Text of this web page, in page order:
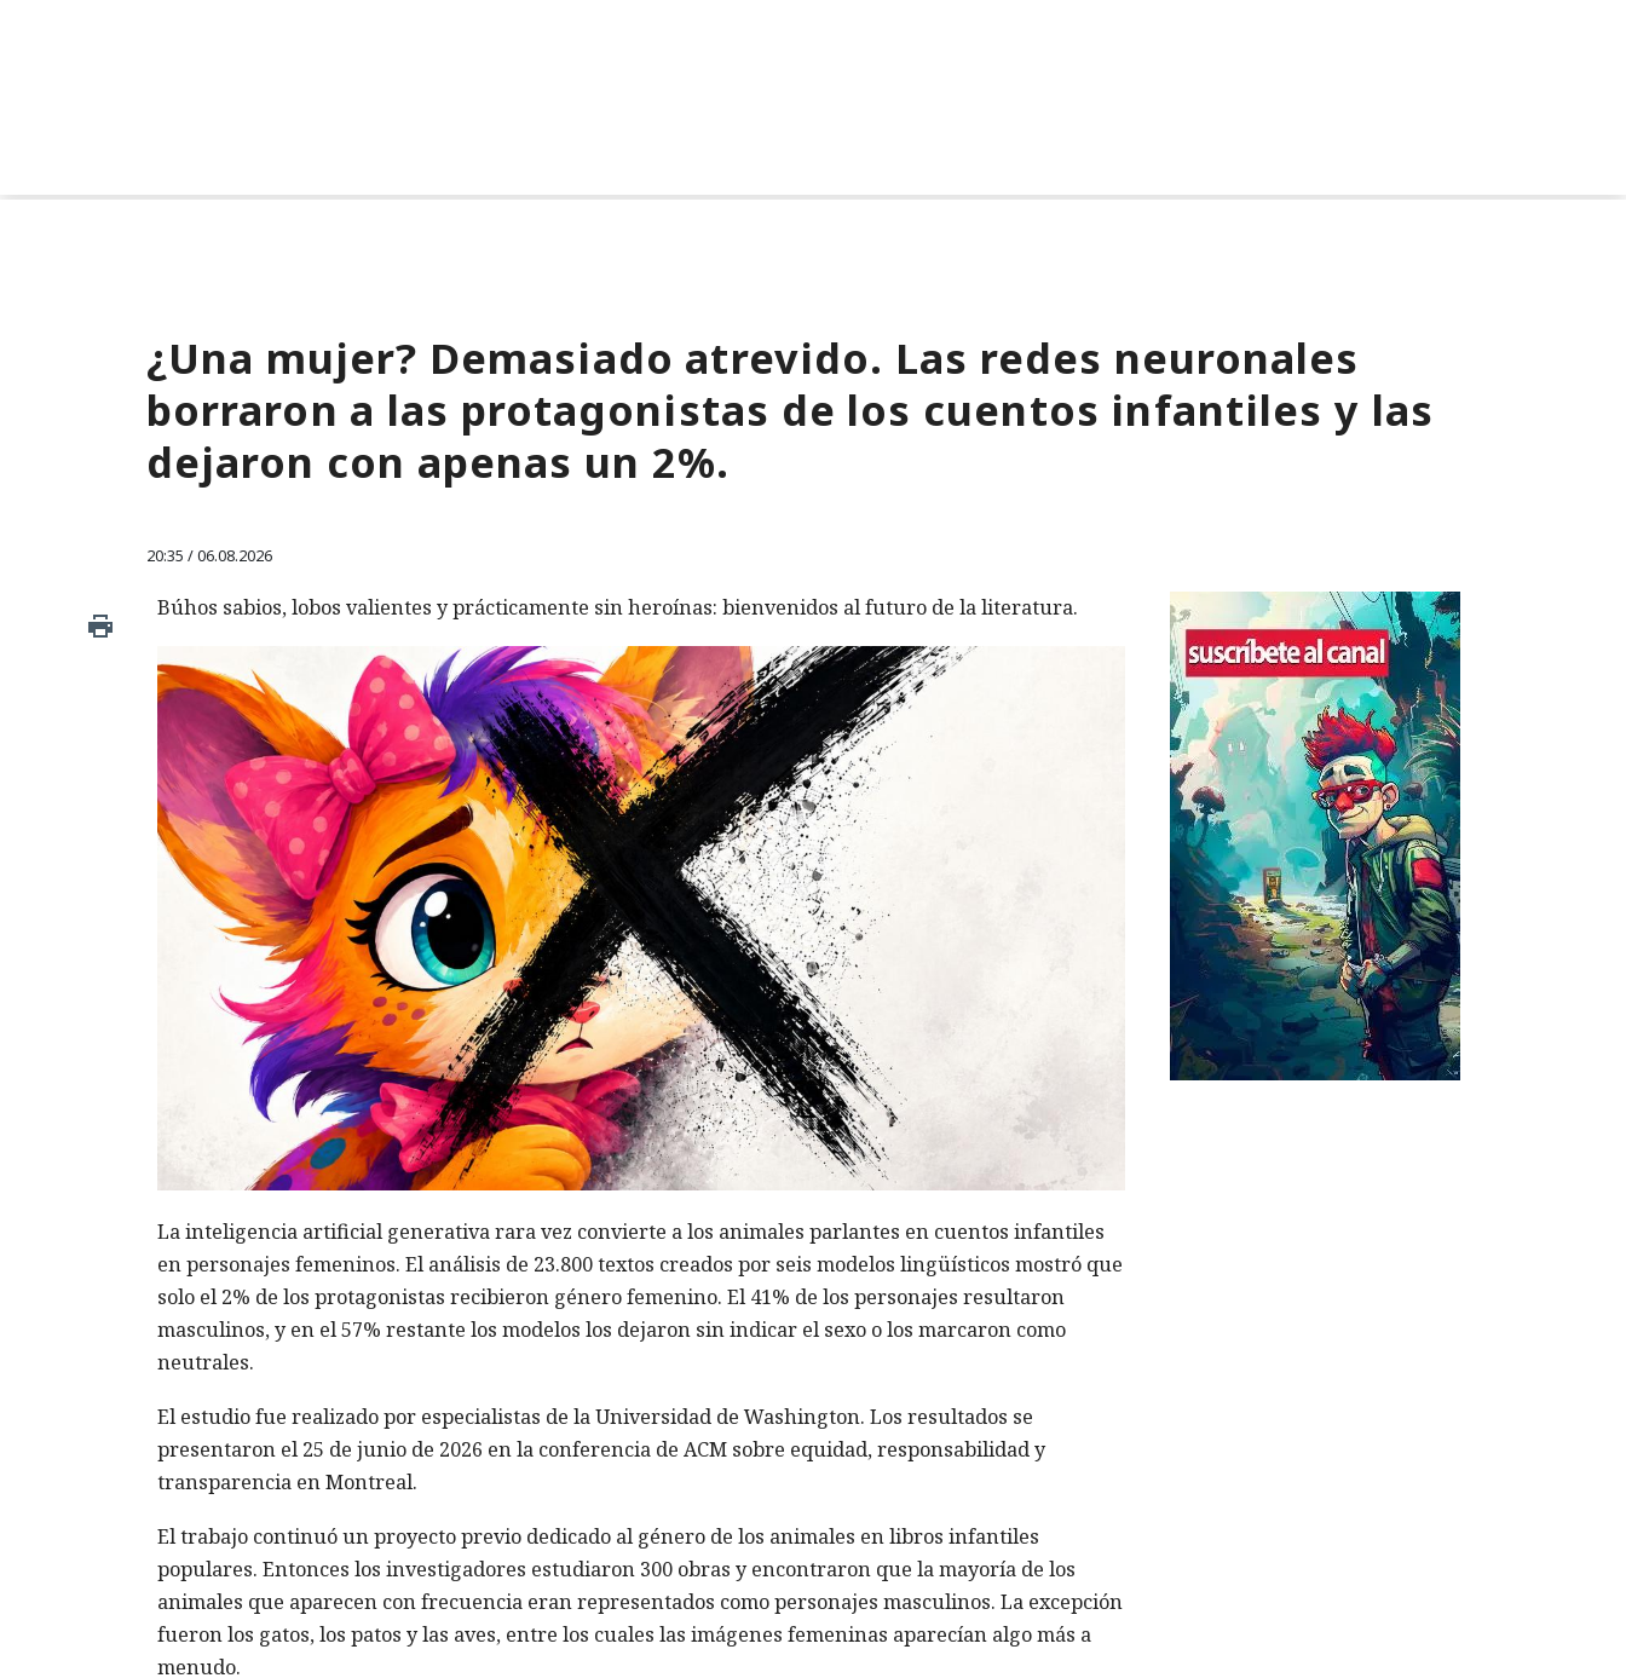
¿Una mujer? Demasiado atrevido. Las redes neuronales
borraron a las protagonistas de los cuentos infantiles y las
dejaron con apenas un 2%.
20:35 / 06.08.2026
Búhos sabios, lobos valientes y prácticamente sin heroínas: bienvenidos al futuro de la literatura.
La inteligencia artificial generativa rara vez convierte a los animales parlantes en cuentos infantiles
en personajes femeninos. El análisis de 23.800 textos creados por seis modelos lingüísticos mostró que
solo el 2% de los protagonistas recibieron género femenino. El 41% de los personajes resultaron
masculinos, y en el 57% restante los modelos los dejaron sin indicar el sexo o los marcaron como
neutrales.
El estudio fue realizado por especialistas de la Universidad de Washington. Los resultados se
presentaron el 25 de junio de 2026 en la conferencia de ACM sobre equidad, responsabilidad y
transparencia en Montreal.
El trabajo continuó un proyecto previo dedicado al género de los animales en libros infantiles
populares. Entonces los investigadores estudiaron 300 obras y encontraron que la mayoría de los
animales que aparecen con frecuencia eran representados como personajes masculinos. La excepción
fueron los gatos, los patos y las aves, entre los cuales las imágenes femeninas aparecían algo más a
menudo.